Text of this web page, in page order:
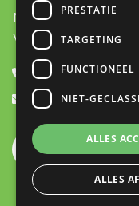
Ma-Do:
8:00 - 17:30
Vrij:
8:00 - 16:30
+31 (0)478 531445
PRESTATIE
TARGETING
FUNCTIONEEL
NIET-
ALLES
ALLES